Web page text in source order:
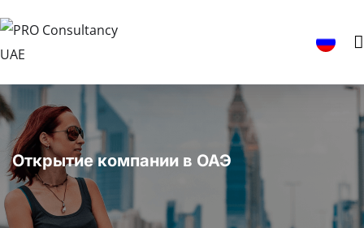
Открытие компании в ОАЭ